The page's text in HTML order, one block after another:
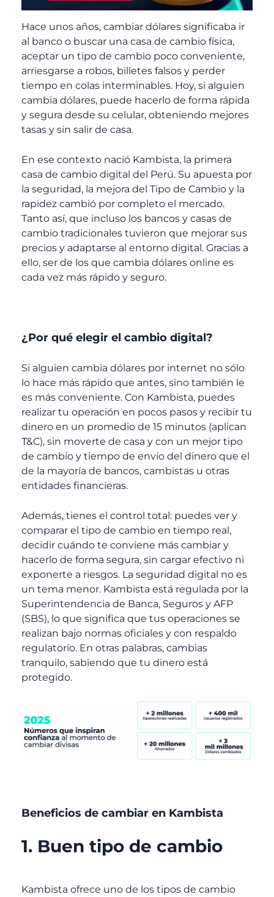
Hace unos años, cambiar dólares significaba ir
al banco o buscar una casa de cambio física,
aceptar un tipo de cambio poco conveniente,
arriesgarse a robos, billetes falsos y perder
tiempo en colas interminables. Hoy, si alguien
cambia dólares, puede hacerlo de forma rápida
y segura desde su celular, obteniendo mejores
tasas y sin salir de casa.
En ese contexto nació Kambista, la primera
casa de cambio digital del Perú. Su apuesta por
la seguridad, la mejora del Tipo de Cambio y la
rapidez cambió por completo el mercado.
Tanto así, que incluso los bancos y casas de
cambio tradicionales tuvieron que mejorar sus
precios y adaptarse al entorno digital. Gracias a
ello, ser de los que cambia dólares online es
cada vez más rápido y seguro.
¿Por qué elegir el cambio digital?
Si alguien cambia dólares por internet no sólo
lo hace más rápido que antes, sino también le
es más conveniente. Con Kambista, puedes
realizar tu operación en pocos pasos y recibir tu
dinero en un promedio de 15 minutos (aplican
T&C), sin moverte de casa y con un mejor tipo
de cambio y tiempo de envío del dinero que el
de la mayoría de bancos, cambistas u otras
entidades financieras.
Además, tienes el control total: puedes ver y
comparar el tipo de cambio en tiempo real,
decidir cuándo te conviene más cambiar y
hacerlo de forma segura, sin cargar efectivo ni
exponerte a riesgos. La seguridad digital no es
un tema menor. Kambista está regulada por la
Superintendencia de Banca, Seguros y AFP
(SBS), lo que significa que tus operaciones se
realizan bajo normas oficiales y con respaldo
regulatorio. En otras palabras, cambias
tranquilo, sabiendo que tu dinero está
protegido.
Beneficios de cambiar en Kambista
1. Buen tipo de cambio
Kambista ofrece uno de los tipos de cambio